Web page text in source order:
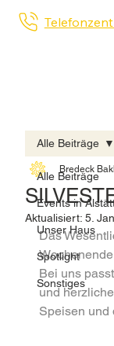
Alle Beiträge
Events in
Unser Haus
Spotlight
Sonstiges
Alle Beiträge
Bredeck
Aktualisiert: 5. Jan.
Das
Wochenende
Bei uns
und
Speisen und